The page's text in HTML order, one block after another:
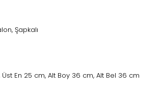
Şapkalı
En 25 cm, Alt Boy 36 cm, Alt Bel 36 cm